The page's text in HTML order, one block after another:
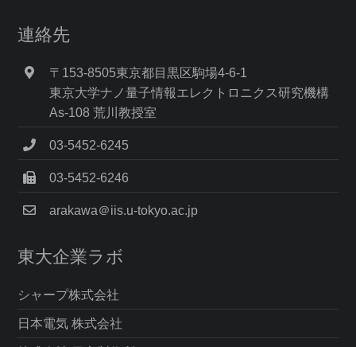
連絡先
〒153-8505東京都目黒区駒場4-6-1
東京大学ナノ量子情報エレクトロニクス研究機構
As-108 荒川教授室
03-5452-6245
03-5452-6246
arakawa＠iis.u-tokyo.ac.jp
東大企業ラボ
シャープ株式会社
日本電気 株式会社